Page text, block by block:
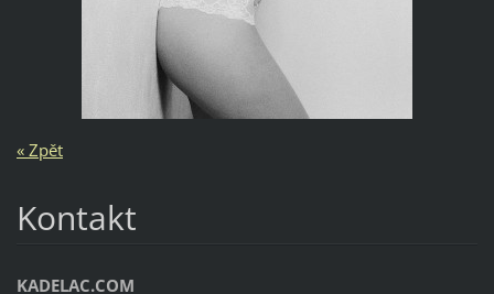
« Zpět
Kontakt
KADELAC.COM